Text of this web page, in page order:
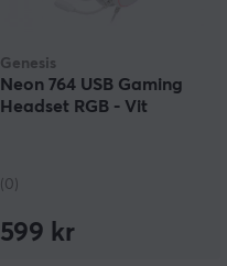
Genesis
Neon 764 USB Gaming
Headset RGB - Vit
(0)
599 kr